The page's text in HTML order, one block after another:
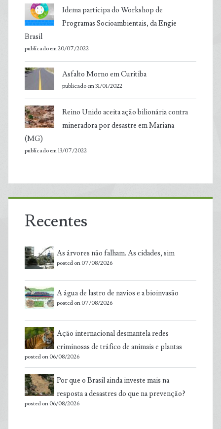
Idema participa do Workshop de
Programas Socioambientais, da Engie
Brasil
publicado em 20/07/2022
Asfalto Morno em Curitiba
publicado em 31/01/2022
Reino Unido aceita ação bilionária contra
mineradora por desastre em Mariana
(MG)
publicado em 13/07/2022
Recentes
As árvores não falham. As cidades, sim
posted on 07/08/2026
A água de lastro de navios e a bioinvasão
posted on 07/08/2026
Ação internacional desmantela redes
criminosas de tráfico de animais e plantas
posted on 06/08/2026
Por que o Brasil ainda investe mais na
resposta a desastres do que na prevenção?
posted on 06/08/2026